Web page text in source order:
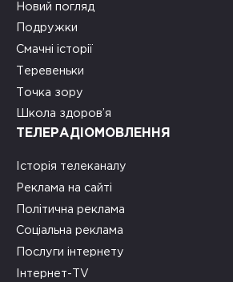
Новий погляд
Подружки
Смачні історії
Теревеньки
Точка зору
Школа здоров’я
ТЕЛЕРАДІОМОВЛЕННЯ
Історія телеканалу
Реклама на сайті
Політична реклама
Соціальна реклама
Послуги інтернету
Інтернет-TV